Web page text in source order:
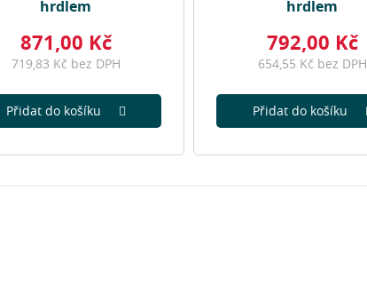
hrdlem
871,00 Kč
719,83 Kč bez DPH
Přidat do košíku
hrdlem
792,00 Kč
654,55 Kč bez DPH
Přidat do košíku